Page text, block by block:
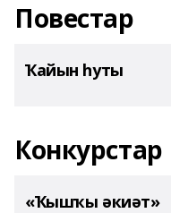
Повестар
Ҡайын һуты
Конкурстар
«Ҡышҡы әкиәт»